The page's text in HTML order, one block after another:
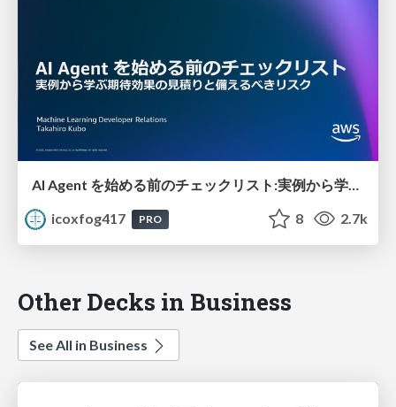
AI Agent を始める前のチェックリスト:実例から学ぶ期待効果の見積りと備えるべきリスク
icoxfog417
PRO 8 2.7k
Other Decks in Business
See All in Business